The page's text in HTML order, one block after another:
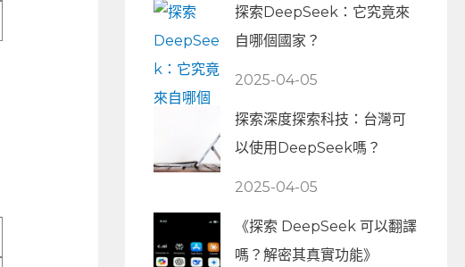
探索DeepSeek：它究竟來
自哪個國家？
2025-04-05
探索深度探索科技：台灣可
以使用DeepSeek嗎？
2025-04-05
《探索 DeepSeek 可以翻譯
嗎？解密其真實功能》